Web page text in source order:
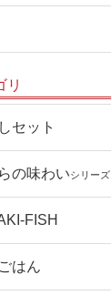
リ
セット
の味わいシリーズ
FISH
はん